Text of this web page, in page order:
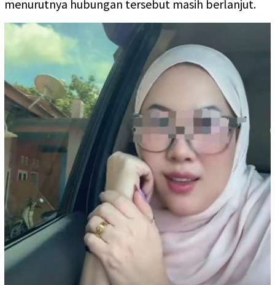
menurutnya hubungan tersebut masih berlanjut.